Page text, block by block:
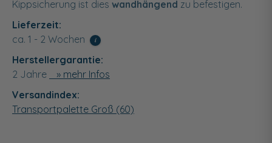
Kippsicherung ist dies wandhängend zu befestigen.
Lieferzeit:
ca. 1 - 2 Wochen
i
Herstellergarantie:
2 Jahre
» mehr Infos
Versandindex:
Transportpalette Groß (60)